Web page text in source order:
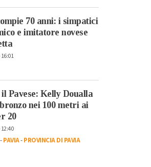
70 anni: i simpatici
e imitatore novese
Pavese: Kelly Doualla
nei 100 metri ai
20
-PAVIA-PROVINCIA DI PAVIA